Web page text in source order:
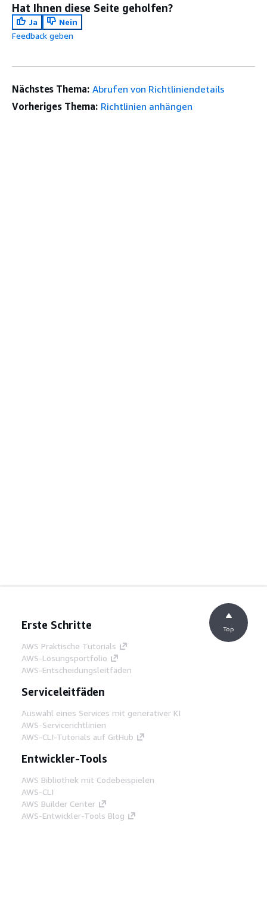
Hat Ihnen diese Seite geholfen?
Ja
Nein
Feedback geben
Nächstes Thema: Abrufen von Richtliniendetails
Vorheriges Thema: Richtlinien anhängen
Erste Schritte
AWS Praktische Tutorials
AWS-Lösungsportfolio
AWS-Entscheidungsleitfäden
Serviceleitfäden
Auswahl eines Services mit generativer KI
AWS-Servicerichtlinien
AWS-CLI-Tutorials auf GitHub
Entwickler-Tools
AWS Bibliothek mit Codebeispielen
AWS-CLI
AWS Builder Center
AWS-Entwickler-Tools Blog
Top